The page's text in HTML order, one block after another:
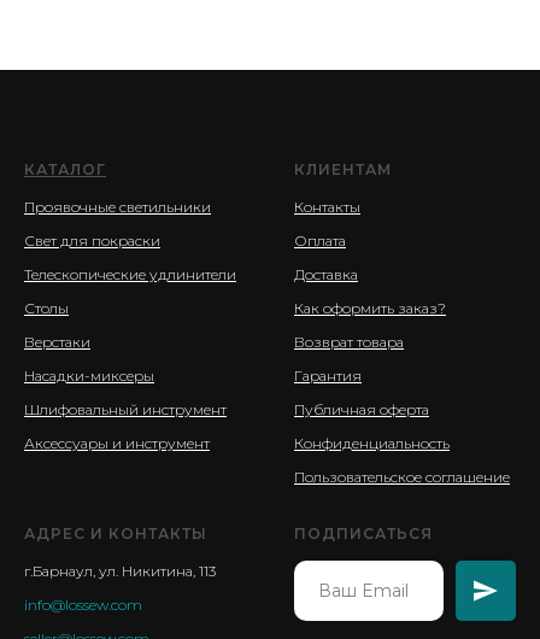
КАТАЛОГ
Проявочные светильники
Свет для покраски
Телескопические удлинители
Столы
Верстаки
Насадки-миксеры
Шлифовальный инструмент
Аксессуары и инструмент
КЛИЕНТАМ
Контакты
Оплата
Доставка
Как оформить заказ?
Возврат товара
Гарантия
Публичная оферта
Конфиденциальность
Пользовательское соглашение
АДРЕС И КОНТАКТЫ
г.Барнаул, ул. Никитина, 113
info@lossew.com
ПОДПИСАТЬСЯ